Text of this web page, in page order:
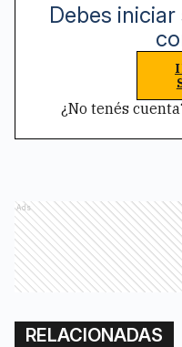
Debes
¿No tenés
Ads
RELACIONADAS